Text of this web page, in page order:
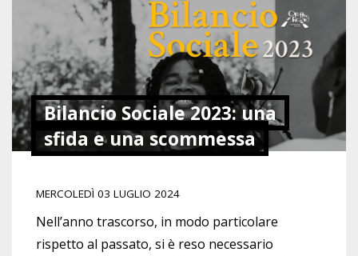
Bilancio Sociale 2023: una
sfida e una scommessa
MERCOLEDÌ 03 LUGLIO 2024
Nell’anno trascorso, in modo particolare
rispetto al passato, si è reso necessario